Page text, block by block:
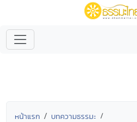
หน้าแรก บทความธรรมะ